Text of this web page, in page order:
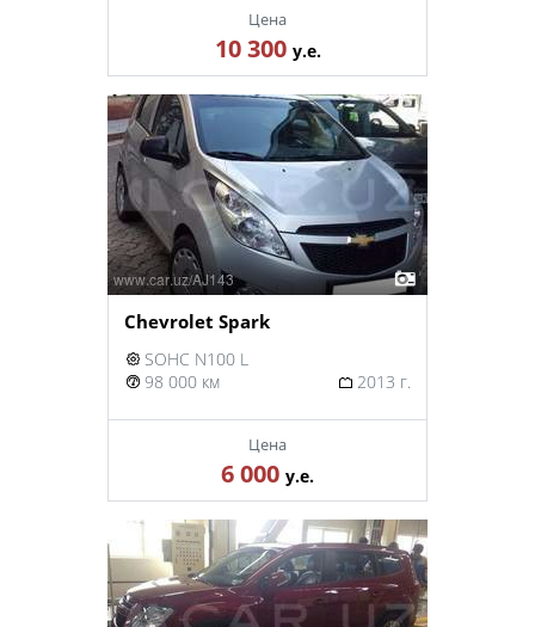
Цена
10 300 у.е.
Chevrolet Spark
SOHC N100 L
98 000 км
2013 г.
Цена
6 000 у.е.